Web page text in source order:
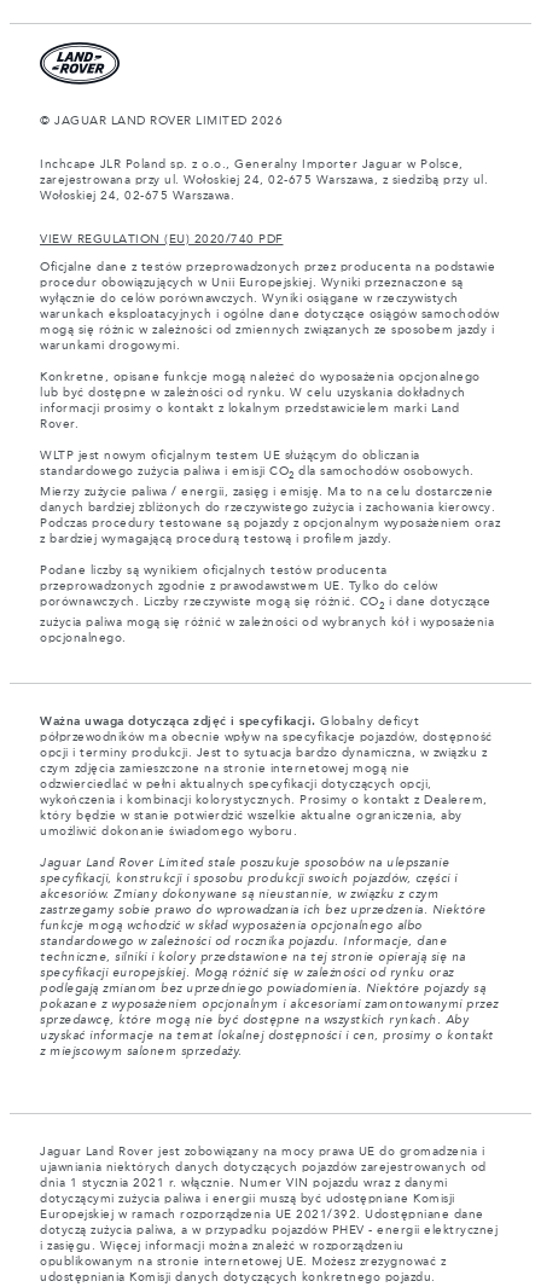
© JAGUAR LAND ROVER LIMITED 2026
Inchcape JLR Poland sp. z o.o., Generalny Importer Jaguar w Polsce,
zarejestrowana przy ul. Wołoskiej 24, 02-675 Warszawa, z siedzibą przy ul.
Wołoskiej 24, 02-675 Warszawa.
VIEW REGULATION (EU) 2020/740 PDF
Oficjalne dane z testów przeprowadzonych przez producenta na podstawie
procedur obowiązujących w Unii Europejskiej. Wyniki przeznaczone są
wyłącznie do celów porównawczych. Wyniki osiągane w rzeczywistych
warunkach eksploatacyjnych i ogólne dane dotyczące osiągów samochodów
mogą się różnic w zależności od zmiennych związanych ze sposobem jazdy i
warunkami drogowymi.
Konkretne, opisane funkcje mogą należeć do wyposażenia opcjonalnego
lub być dostępne w zależności od rynku. W celu uzyskania dokładnych
informacji prosimy o kontakt z lokalnym przedstawicielem marki Land
Rover.
WLTP jest nowym oficjalnym testem UE służącym do obliczania
standardowego zużycia paliwa i emisji CO2 dla samochodów osobowych.
Mierzy zużycie paliwa / energii, zasięg i emisję. Ma to na celu dostarczenie
danych bardziej zbliżonych do rzeczywistego zużycia i zachowania kierowcy.
Podczas procedury testowane są pojazdy z opcjonalnym wyposażeniem oraz
z bardziej wymagającą procedurą testową i profilem jazdy.
Podane liczby są wynikiem oficjalnych testów producenta
przeprowadzonych zgodnie z prawodawstwem UE. Tylko do celów
porównawczych. Liczby rzeczywiste mogą się różnić. CO2 i dane dotyczące
zużycia paliwa mogą się różnić w zależności od wybranych kół i wyposażenia
opcjonalnego.
Ważna uwaga dotycząca zdjęć i specyfikacji. Globalny deficyt
półprzewodników ma obecnie wpływ na specyfikacje pojazdów, dostępność
opcji i terminy produkcji. Jest to sytuacja bardzo dynamiczna, w związku z
czym zdjęcia zamieszczone na stronie internetowej mogą nie
odzwierciedlać w pełni aktualnych specyfikacji dotyczących opcji,
wykończenia i kombinacji kolorystycznych. Prosimy o kontakt z Dealerem,
który będzie w stanie potwierdzić wszelkie aktualne ograniczenia, aby
umożliwić dokonanie świadomego wyboru.
Jaguar Land Rover Limited stale poszukuje sposobów na ulepszanie
specyfikacji, konstrukcji i sposobu produkcji swoich pojazdów, części i
akcesoriów. Zmiany dokonywane są nieustannie, w związku z czym
zastrzegamy sobie prawo do wprowadzania ich bez uprzedzenia. Niektóre
funkcje mogą wchodzić w skład wyposażenia opcjonalnego albo
standardowego w zależności od rocznika pojazdu. Informacje, dane
techniczne, silniki i kolory przedstawione na tej stronie opierają się na
specyfikacji europejskiej. Mogą różnić się w zależności od rynku oraz
podlegają zmianom bez uprzedniego powiadomienia. Niektóre pojazdy są
pokazane z wyposażeniem opcjonalnym i akcesoriami zamontowanymi przez
sprzedawcę, które mogą nie być dostępne na wszystkich rynkach. Aby
uzyskać informacje na temat lokalnej dostępności i cen, prosimy o kontakt
z miejscowym salonem sprzedaży.
Jaguar Land Rover jest zobowiązany na mocy prawa UE do gromadzenia i
ujawniania niektórych danych dotyczących pojazdów zarejestrowanych od
dnia 1 stycznia 2021 r. włącznie. Numer VIN pojazdu wraz z danymi
dotyczącymi zużycia paliwa i energii muszą być udostępniane Komisji
Europejskiej w ramach rozporządzenia UE 2021/392. Udostępniane dane
dotyczą zużycia paliwa, a w przypadku pojazdów PHEV - energii elektrycznej
i zasięgu. Więcej informacji można znaleźć w rozporządzeniu
opublikowanym na stronie internetowej UE. Możesz zrezygnować z
udostępniania Komisji danych dotyczących konkretnego pojazdu.